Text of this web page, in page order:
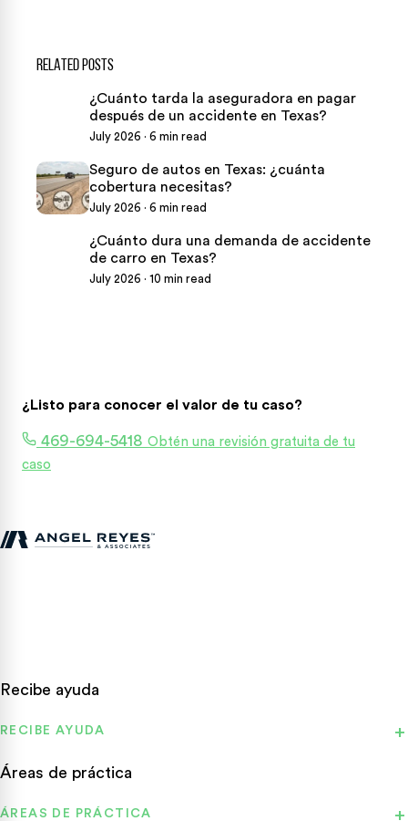
RELATED POSTS
¿Cuánto tarda la aseguradora en pagar
después de un accidente en Texas?
July 2026 · 6 min read
Seguro de autos en Texas: ¿cuánta
cobertura necesitas?
July 2026 · 6 min read
¿Cuánto dura una demanda de accidente
de carro en Texas?
July 2026 · 10 min read
¿Listo para conocer el valor de tu caso?
469-694-5418 Obtén una revisión gratuita de tu
caso
Recibe ayuda
RECIBE AYUDA
Áreas de práctica
ÁREAS DE PRÁCTICA